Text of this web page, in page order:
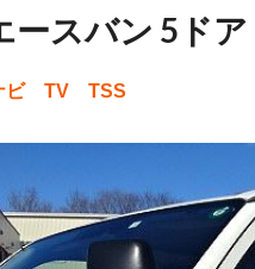
ースバン 5ド
ビ TV TSS